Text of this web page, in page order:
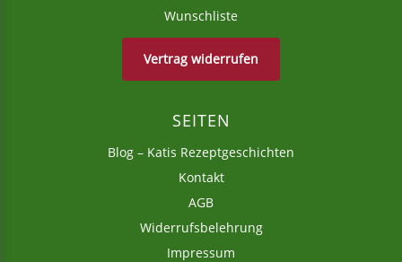
Wunschliste
Vertrag widerrufen
SEITEN
Blog – Katis Rezeptgeschichten
Kontakt
AGB
Widerrufsbelehrung
Impressum